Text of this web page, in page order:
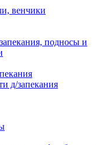
венчики
подносы и
д/запекания